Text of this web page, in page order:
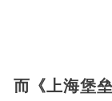
而《上海堡